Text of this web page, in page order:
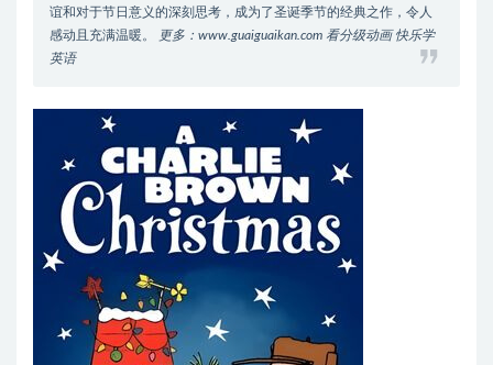
谊和对于节日意义的深刻思考，成为了圣诞季节的经典之作，令人
感动且充满温暖。
更多：www.guaiguaikan.com 看分级动画 快乐学
英语